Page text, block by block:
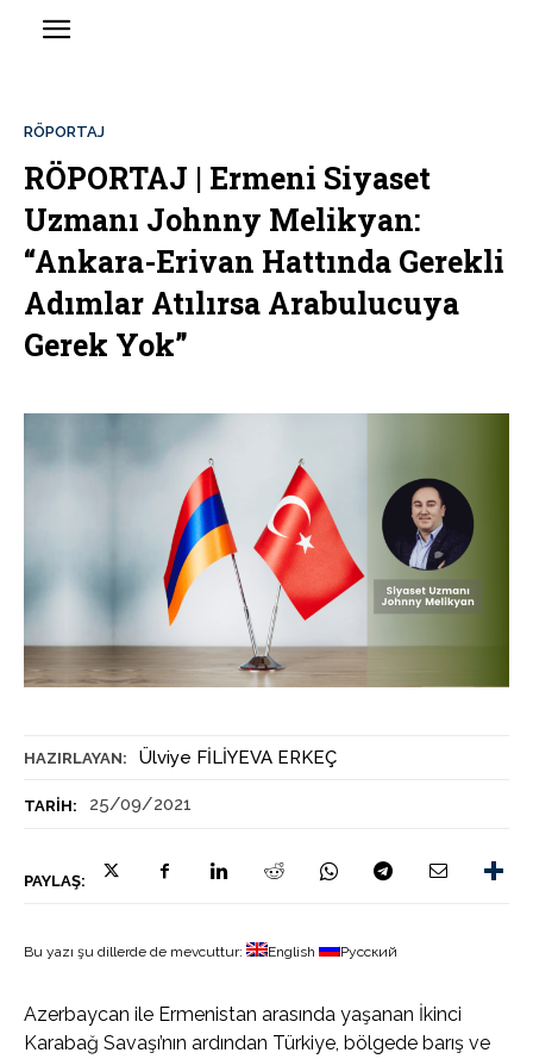
HAZIRLAYAN: Ülviye FİLİYEVA ERKEÇ
TARIH: 25/09/2021
PAYLAŞ:
RÖPORTAJ
RÖPORTAJ | Ermeni Siyaset
Uzmanı Johnny Melikyan:
“Ankara-Erivan Hattında Gerekli
Adımlar Atılırsa Arabulucuya
Gerek Yok”
Bu yazı şu dillerde de mevcuttur: English Русский
Azerbaycan ile Ermenistan arasında yaşanan İkinci
Karabağ Savaşı’nın ardından Türkiye, bölgede barış ve